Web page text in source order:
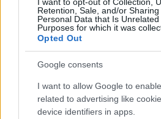
Retention, Sale, and/or
Personal Data that Is
Purposes for which it was
Opted Out
Google consents
I want to allow Google to
related to advertising like
device identifiers in apps.
Από τους 147 συμμετέχοντες,
αποφάσισαν να τραβήξουν το
τους ευθύνη, οι 11 δεν έκαναν
αποτέλεσμα να σκοτωθούν οι
υπόλοιποι τρεις τράβηξαν το
άλλαξαν γνώμη και τον